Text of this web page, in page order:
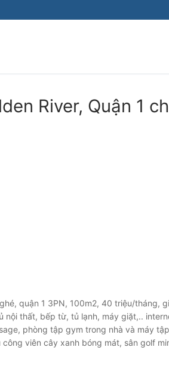
River, Quận 1
quận 1 3PN, 100m2, 40 triệu/tháng,
nội thất, bếp từ, tủ lạnh, máy giặt,..
phòng tập gym trong nhà và máy
viên cây xanh bóng mát, sân golf